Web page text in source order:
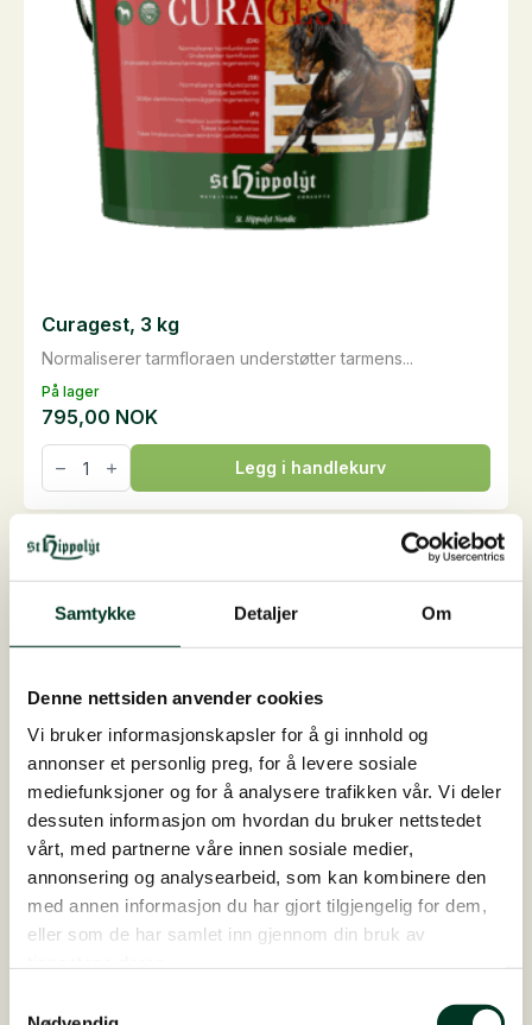
Samtykke Detaljer Om
Denne nettsiden anvender cookies
Vi bruker informasjonskapsler for å gi innhold og
annonser et personlig preg, for å levere sosiale
mediefunksjoner og for å analysere trafikken vår. Vi deler
dessuten informasjon om hvordan du bruker nettstedet
vårt, med partnerne våre innen sosiale medier,
annonsering og analysearbeid, som kan kombinere den
med annen informasjon du har gjort tilgjengelig for dem,
eller som de har samlet inn gjennom din bruk av
På lager
Normaliserer tarmfloraen understøtter tarmens...
Curagest, 3 kg
795,00 NOK
Curagest,
kg
antall
Legg i handlekurv
DermiGard Spray